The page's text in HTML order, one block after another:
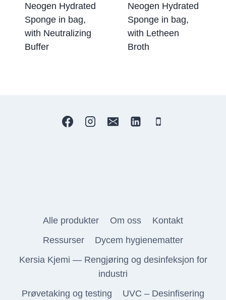
Neogen Hydrated
Sponge in bag,
with Neutralizing
Buffer
Neogen Hydrated
Sponge in bag,
with Letheen
Broth
Alle produkter Om oss
Kontakt
Ressurser
Dycem hygienematter
Kersia Kjemi — Rengjøring og desinfeksjon for
industri
Prøvetaking og testing
UVC – Desinfisering